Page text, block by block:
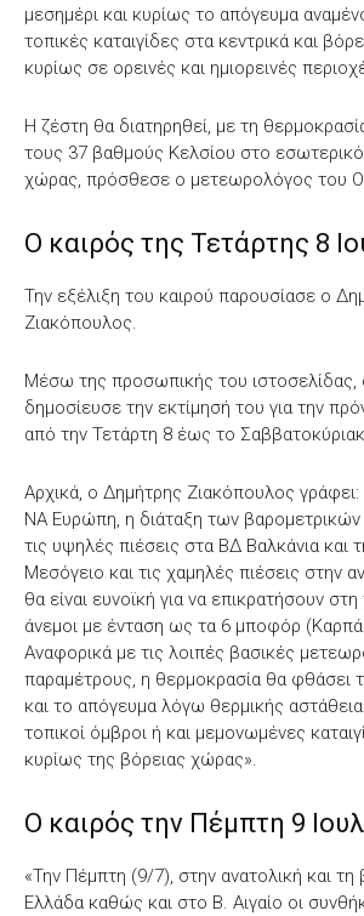
μεσημέρι και κυρίως το απόγευμα
τοπικές καταιγίδες στα κεντρικά και
κυρίως σε ορεινές και ημιορεινές
Η ζέστη θα διατηρηθεί, με τη
τους 37 βαθμούς Κελσίου στο
χώρας, πρόσθεσε ο μετεωρολόγος του
Ο καιρός της Τετάρτης 8
Την εξέλιξη του καιρού παρουσίασε ο
Ζιακόπουλος.
Μέσω της προσωπικής του
δημοσίευσε την εκτίμησή του για την
από την Τετάρτη 8 έως το
Αρχικά, ο Δημήτρης Ζιακόπουλος γράφει:
ΝΑ Ευρώπη, η διάταξη των
τις υψηλές πιέσεις στα ΒΔ Βαλκάνια και
Μεσόγειο και τις χαμηλές πιέσεις στην
θα είναι ευνοϊκή για να επικρατήσουν
άνεμοι με ένταση ως τα 6 μποφόρ
Αναφορικά με τις λοιπές βασικές
παραμέτρους, η θερμοκρασία θα φθάσει
και το απόγευμα λόγω θερμικής
τοπικοί όμβροι ή και μεμονωμένες
κυρίως της βόρειας χώρας».
Ο καιρός την Πέμπτη 9
«Την Πέμπτη (9/7), στην ανατολική και τη
Ελλάδα καθώς και στο Β. Αιγαίο οι